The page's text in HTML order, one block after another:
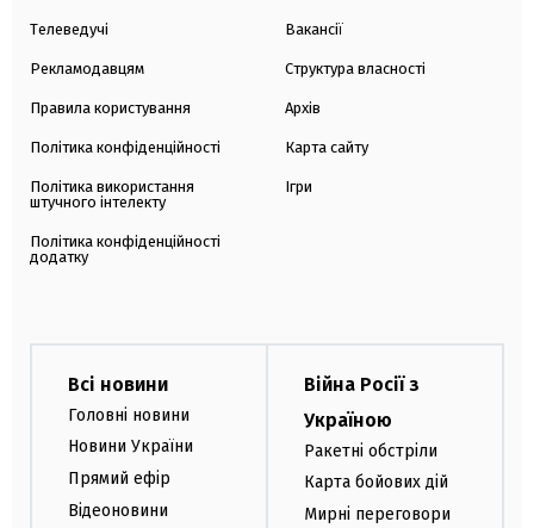
Телеведучі
Рекламодавцям
Правила користування
Політика конфіденційності
Політика використання
штучного інтелекту
Політика конфіденційності
додатку
Вакансії
Структура власності
Архів
Карта сайту
Ігри
Всі новини
Головні новини
Новини України
Прямий ефір
Відеоновини
Війна Росії з
Україною
Ракетні обстріли
Карта бойових дій
Мирні переговори